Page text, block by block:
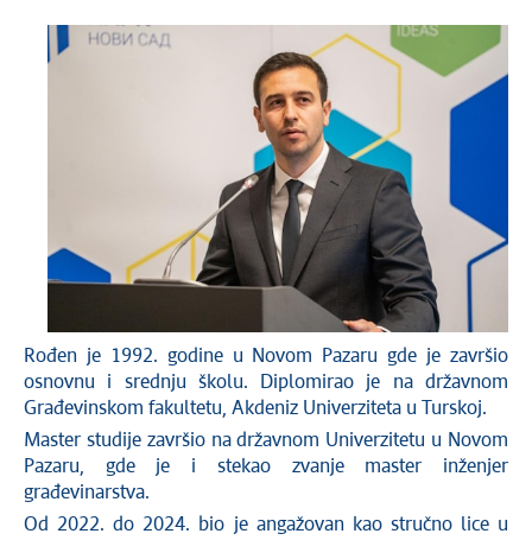
Rođen je 1992. godine u Novom Pazaru gde je završio
osnovnu i srednju školu. Diplomirao je na državnom
Građevinskom fakultetu, Akdeniz Univerziteta u Turskoj.
Master studije završio na državnom Univerzitetu u Novom
Pazaru, gde je i stekao zvanje master inženjer
građevinarstva.
Od 2022. do 2024. bio je angažovan kao stručno lice u